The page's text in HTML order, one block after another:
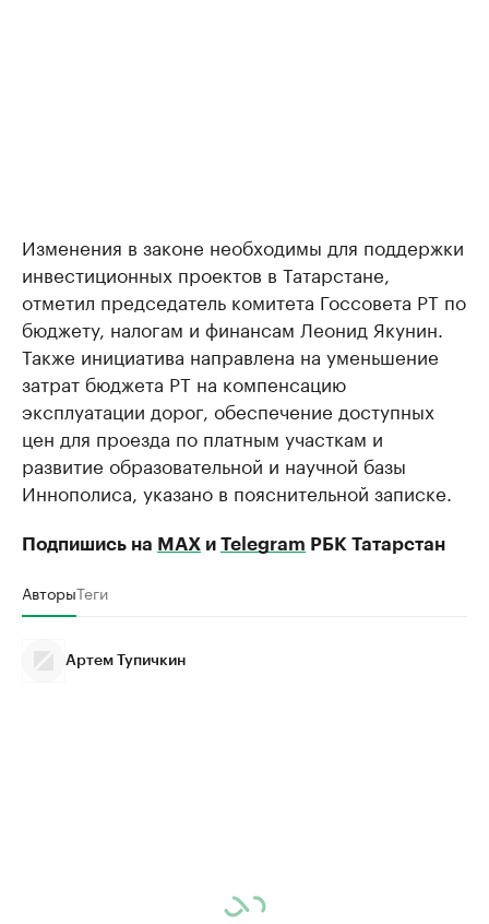
Изменения в законе необходимы для поддержки
инвестиционных проектов в Татарстане,
отметил председатель комитета Госсовета РТ по
бюджету, налогам и финансам Леонид Якунин.
Также инициатива направлена на уменьшение
затрат бюджета РТ на компенсацию
эксплуатации дорог, обеспечение доступных
цен для проезда по платным участкам и
развитие образовательной и научной базы
Иннополиса, указано в пояснительной записке.
Подпишись на MAX и Telegram РБК Татарстан
АвторыТеги
Артем Тупичкин